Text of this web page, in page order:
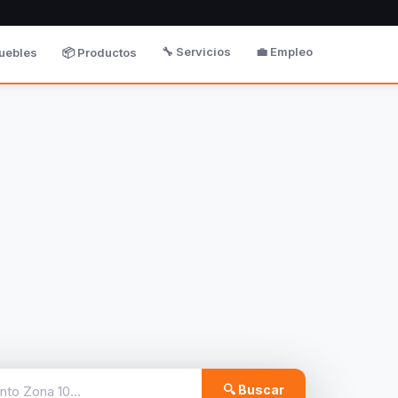
📦 Productos 🔧 Servicios 💼 Empleo
🔍 Buscar